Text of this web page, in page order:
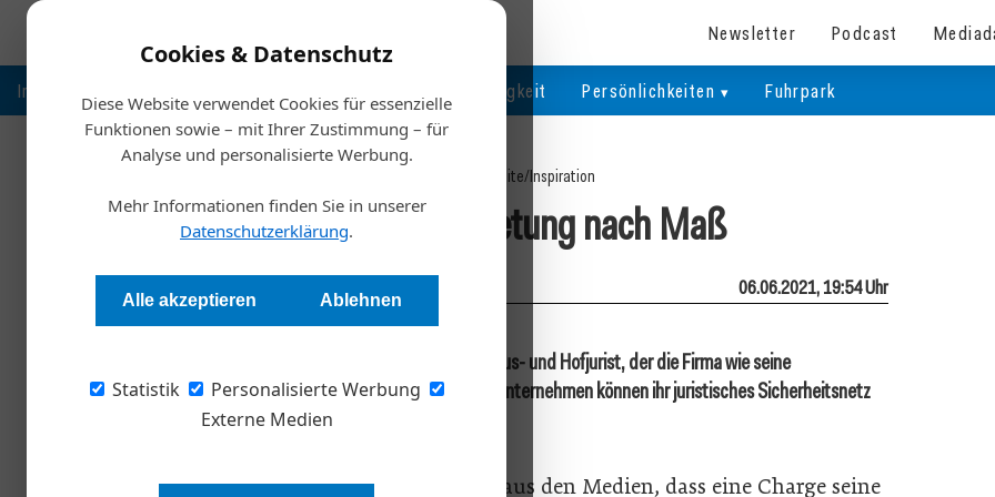
Cookies & Datenschutz
Diese Website verwendet Cookies für essenzielle
Funktionen sowie – mit Ihrer Zustimmung – für
Analyse und personalisierte Werbung.
Mehr Informationen finden Sie in unserer
Datenschutzerklärung.
Alle akzeptieren Ablehnen
Statistik
Personalisierte Werbung
Externe Medien
Newsletter Podcast
Inspiration Nachhaltigkeit Persönlichkeiten Fuhrpark
Startseite/Inspiration
Rechtsvertretung nach Maß
Redaktion 06.06.2021, 19:54 Uhr
Eine Großkanzlei, um alles abzudecken? Ein Haus- und Hofjurist, der die Firma wie seine
Westentasche kennt? Oder eine schnelle KI? Unternehmen können ihr juristisches Sicherheitsnetz
auf verschiedene Arten knüpfen.
Ein Lebensmittelproduzent erfährt aus den Medien, dass eine Charge seine